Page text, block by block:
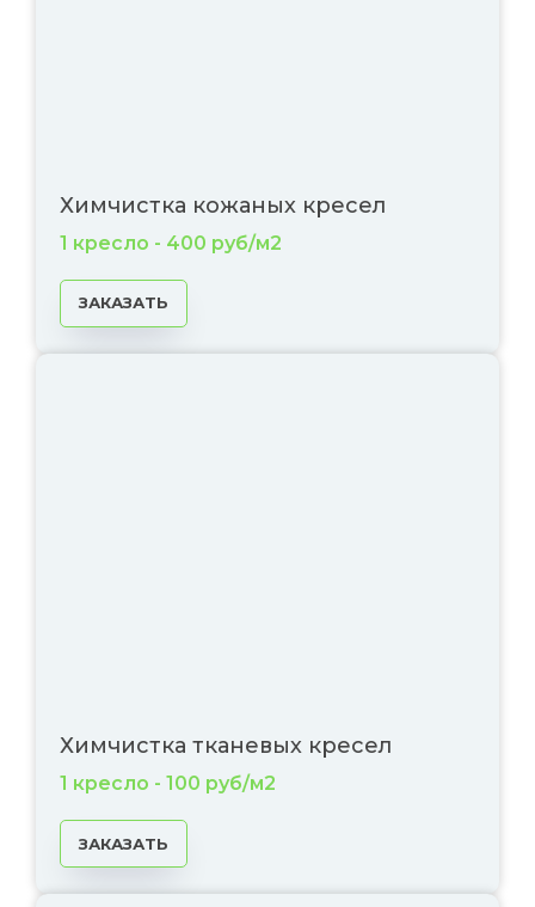
Химчистка кожаных кресел
1 кресло - 400 руб/м2
ЗАКАЗАТЬ
Химчистка тканевых кресел
1 кресло - 100 руб/м2
ЗАКАЗАТЬ